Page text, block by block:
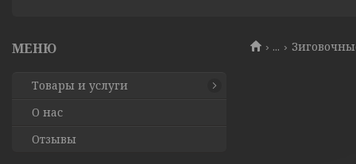
...
Товары и услуги
О нас
Отзывы